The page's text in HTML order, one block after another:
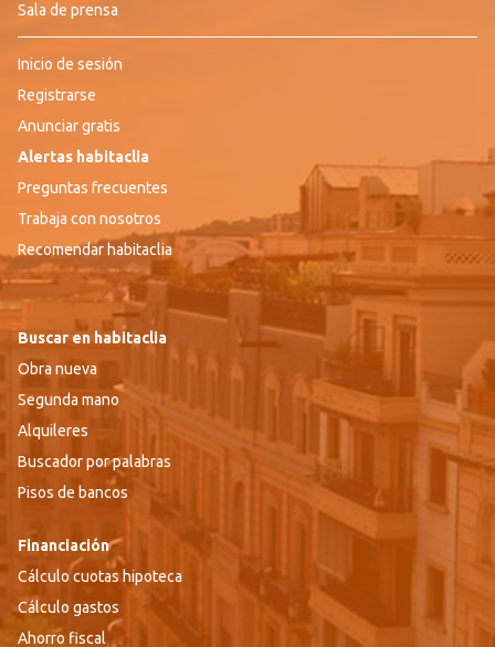
Sala de prensa
Inicio de sesión
Registrarse
Anunciar gratis
Alertas habitaclia
Preguntas frecuentes
Trabaja con nosotros
Recomendar habitaclia
Buscar en habitaclia
Obra nueva
Segunda mano
Alquileres
Buscador por palabras
Pisos de bancos
Financiación
Cálculo cuotas hipoteca
Cálculo gastos
Ahorro fiscal